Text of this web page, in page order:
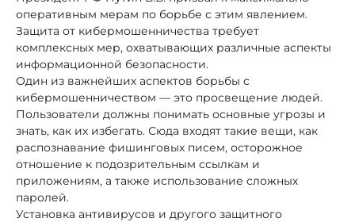
оперативным мерам по борьбе с этим явлением.
Защита от кибермошенничества требует
комплексных мер, охватывающих различные аспекты
информационной безопасности.
Один из важнейших аспектов борьбы с
кибермошенничеством — это просвещение людей.
Пользователи должны понимать основные угрозы и
знать, как их избегать. Сюда входят такие вещи, как
распознавание фишинговых писем, осторожное
отношение к подозрительным ссылкам и
приложениям, а также использование сложных
паролей.
Установка антивирусов и другого защитного